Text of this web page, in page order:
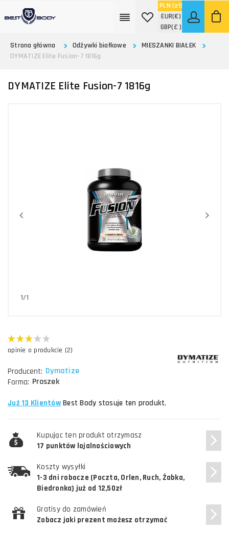
PLN (zł)
EUR(€)
GBP(£ )
Strona główna
Odżywki białkowe
MIESZANKI BIAŁEK
DYMATIZE Elite Fusion-7 1816g
DYMATIZE Elite Fusion-7 1816g
1/1
opinie o produkcie (2)
Producent: Dymatize
Forma: Proszek
Już 13 KlientówBest Body stosuje ten produkt.
Kupując ten produkt otrzymasz
17 punktów lojalnościowych
Koszty wysyłki
1-3 dni robocze (Poczta, Orlen, Ruch, Żabka,
Biedronka) już od 12,50zł
Gratisy do zamówień
Zobacz jaki prezent możesz otrzymać